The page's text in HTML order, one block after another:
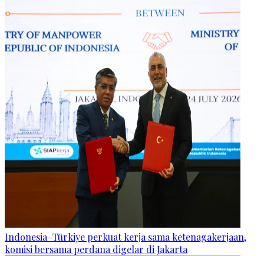
Indonesia–Türkiye perkuat kerja sama ketenagakerjaan,
komisi bersama perdana digelar di Jakarta